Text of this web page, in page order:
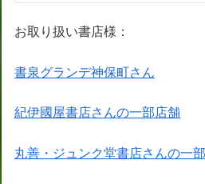
お取り扱い書店様：
書泉グランデ神保町さん
紀伊國屋書店さんの一部店舗
丸善・ジュンク堂書店さんの一